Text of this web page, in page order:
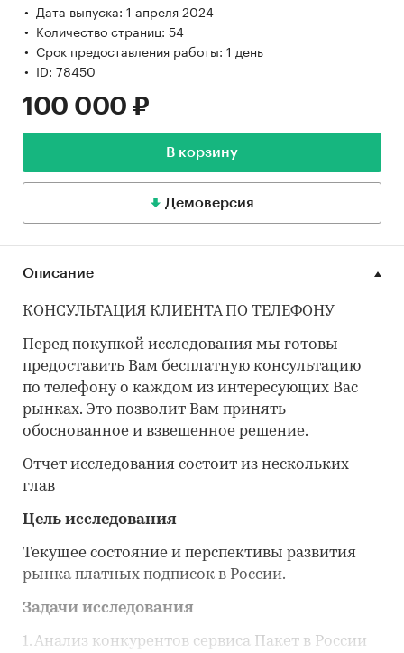
Дата выпуска: 1 апреля 2024
Количество страниц: 54
Срок предоставления работы: 1 день
ID: 78450
100 000 ₽
В корзину
Демоверсия
Описание
КОНСУЛЬТАЦИЯ КЛИЕНТА ПО ТЕЛЕФОНУ
Перед покупкой исследования мы готовы
предоставить Вам бесплатную консультацию
по телефону о каждом из интересующих Вас
рынках. Это позволит Вам принять
обоснованное и взвешенное решение.
Отчет исследования состоит из нескольких
глав
Цель исследования
Текущее состояние и перспективы развития
рынка платных подписок в России.
Задачи исследования
1. Анализ конкурентов сервиса Пакет в России